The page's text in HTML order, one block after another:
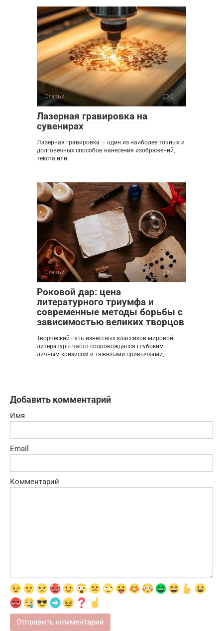
Статьи 0
Лазерная гравировка на
сувенирах
Лазерная гравировка — один из наиболее точных и
долговечных способов нанесения изображений,
текста или
Статьи 0
Роковой дар: цена
литературного триумфа и
современные методы борьбы с
зависимостью великих творцов
Творческий путь известных классиков мировой
литературы часто сопровождался глубоким
личным кризисом и тяжелыми привычками,
Добавить комментарий
Имя
Email
Комментарий